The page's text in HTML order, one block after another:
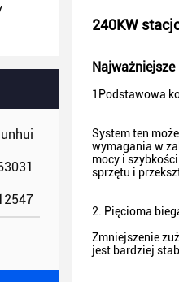
240KW
1Podstawowa
System ten
wymagania w
mocy i
sprzętu i
2. Pięcioma
Zmniejszenie
jest bardziej